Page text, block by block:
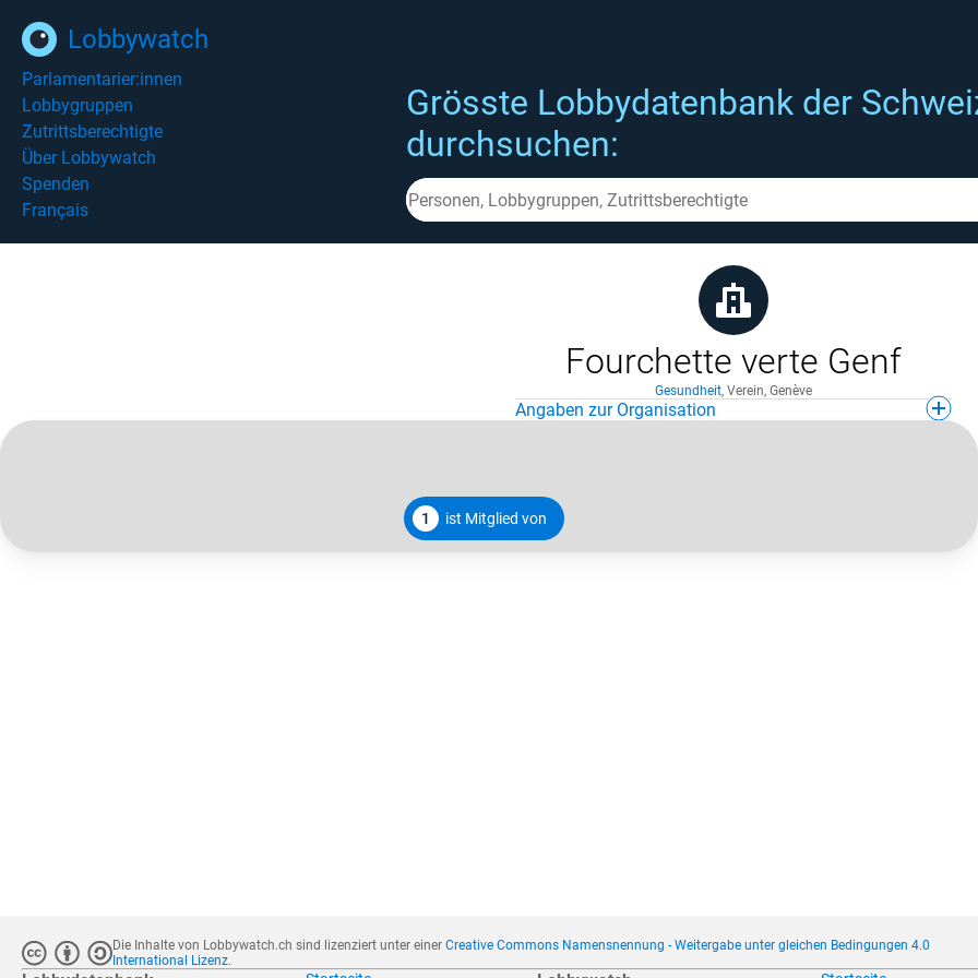
Lobbywatch
Parlamentarier:innen
Lobbygruppen
Zutrittsberechtigte
Über Lobbywatch
Spenden
Français
Grösste Lobbydatenbank der
durchsuchen:
Fourchette verte Genf
Gesundheit, Verein, Genève
Angaben zur Organisation
1 ist Mitglied von
Die Inhalte von Lobbywatch.ch sind lizenziert unter einerCreative Commons Namensnennung - Weitergabe unter gleichen Bedingungen 4.0
International Lizenz.